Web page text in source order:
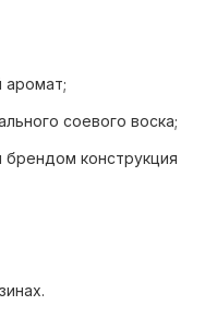
аромат;
соевого воска;
брендом конструкция
свечей;